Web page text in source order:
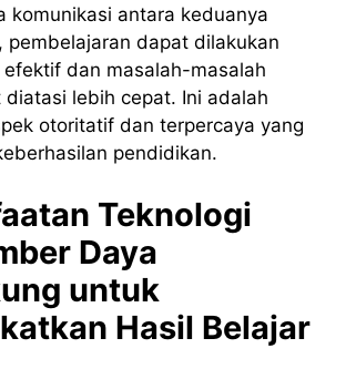
komunikasi antara keduanya
pembelajaran dapat dilakukan
dan masalah-masalah
lebih cepat. Ini adalah
otoritatif dan terpercaya yang
pendidikan.
Teknologi
Daya
untuk
Hasil Belajar